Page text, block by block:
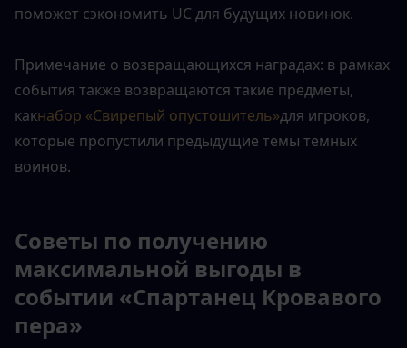
поможет сэкономить UC для будущих новинок.
Примечание о возвращающихся наградах: в рамках
события также возвращаются такие предметы,
какнабор «Свирепый опустошитель»для игроков,
которые пропустили предыдущие темы темных
воинов.
Советы по получению
максимальной выгоды в
событии «Спартанец Кровавого
пера»